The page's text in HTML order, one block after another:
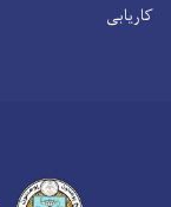
کاریابی